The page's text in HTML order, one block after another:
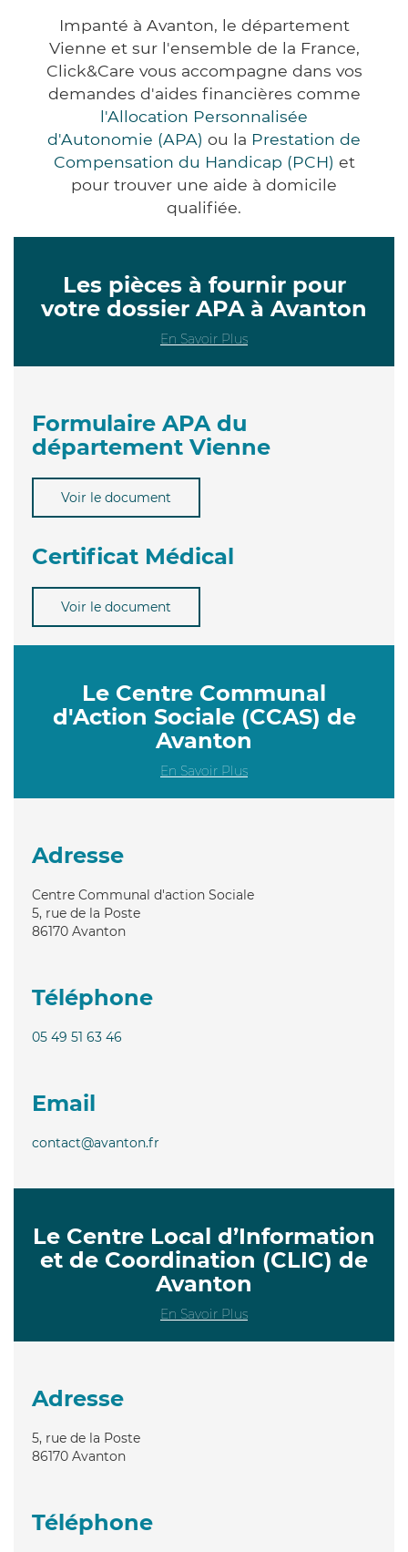
Impanté à Avanton, le département
Vienne et sur l'ensemble de la France,
Click&Care vous accompagne dans vos
demandes d'aides financières comme
l'Allocation Personnalisée
d'Autonomie (APA) ou la Prestation de
Compensation du Handicap (PCH) et
pour trouver une aide à domicile
qualifiée.
Les pièces à fournir pour
votre dossier APA à Avanton
En Savoir Plus
Formulaire APA du
département Vienne
Voir le document
Certificat Médical
Voir le document
Le Centre Communal
d'Action Sociale (CCAS) de
Avanton
En Savoir Plus
Adresse
Centre Communal d'action Sociale
5, rue de la Poste
86170 Avanton
Téléphone
05 49 51 63 46
Email
contact@avanton.fr
Le Centre Local d’Information
et de Coordination (CLIC) de
Avanton
En Savoir Plus
Adresse
5, rue de la Poste
86170 Avanton
Téléphone